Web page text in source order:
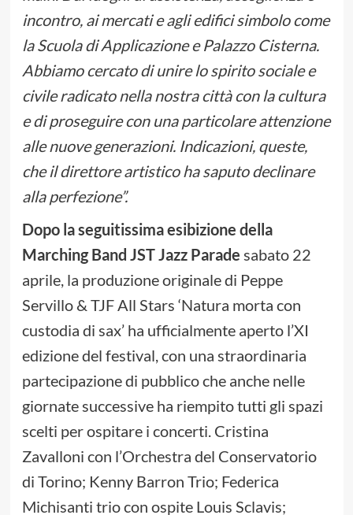
incontro, ai mercati e agli edifici simbolo come
la Scuola di Applicazione e Palazzo Cisterna.
Abbiamo cercato di unire lo spirito sociale e
civile radicato nella nostra città con la cultura
e di proseguire con una particolare attenzione
alle nuove generazioni. Indicazioni, queste,
che il direttore artistico ha saputo declinare
alla perfezione”.
Dopo la seguitissima esibizione della
Marching Band JST Jazz Parade sabato 22
aprile, la produzione originale di Peppe
Servillo & TJF All Stars ‘Natura morta con
custodia di sax’ ha ufficialmente aperto l’XI
edizione del festival, con una straordinaria
partecipazione di pubblico che anche nelle
giornate successive ha riempito tutti gli spazi
scelti per ospitare i concerti. Cristina
Zavalloni con l’Orchestra del Conservatorio
di Torino; Kenny Barron Trio; Federica
Michisanti trio con ospite Louis Sclavis;